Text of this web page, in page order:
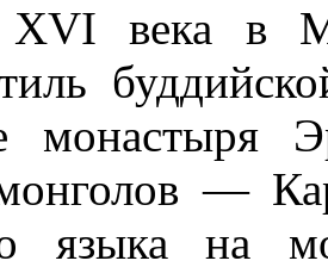
века в
монастыря
—
языка на